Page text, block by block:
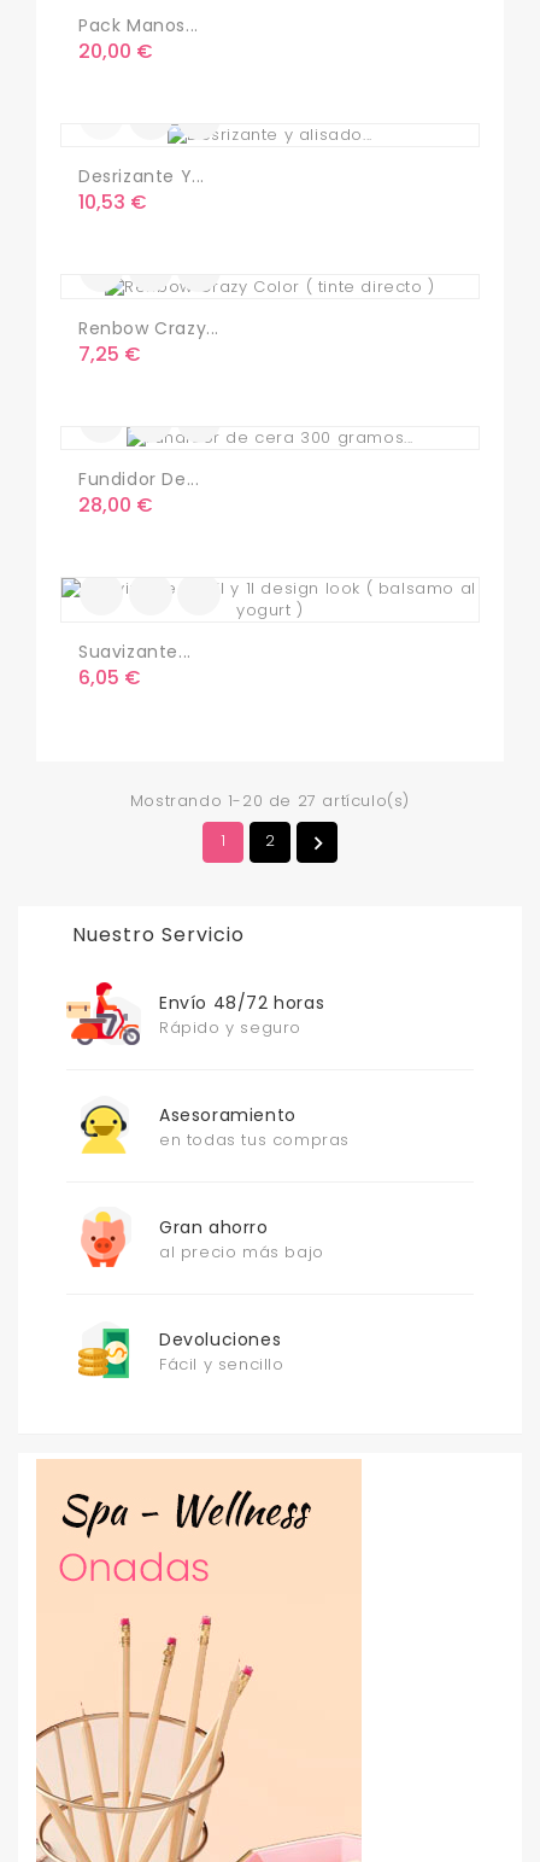
Pack Manos...
Precio
20,00 €
Desrizante Y...
Precio
10,53 €
Renbow Crazy...
Precio
7,25 €
Fundidor De...
Precio
28,00 €
Suavizante...
Precio
6,05 €
Mostrando 1-20 de 27 artículo(s)
1
2 
Nuestro Servicio
Envío 48/72 horas
Rápido y seguro
Asesoramiento
en todas tus compras
Gran ahorro
al precio más bajo
Devoluciones
Fácil y sencillo